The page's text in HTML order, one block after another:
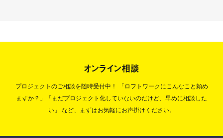
オンライン相談
プロジェクトのご相談を随時受付中！
「ロフトワークにこんなこと頼め
ますか？」「まだプロジェクト化していないのだけど、早めに相談した
い」
など、まずはお気軽にお声掛けください。